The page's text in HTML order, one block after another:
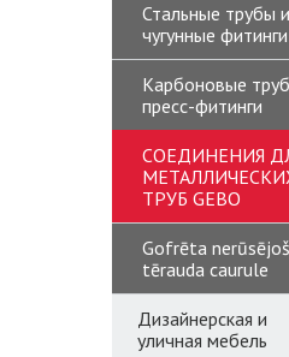
Стальные трубы и
чугунные фитинги
Карбоновые
пресс-фитинги
СОЕДИНЕНИЯ
ТРУБ GEBO
Gofrēta
tērauda caurule
Дизайнерская и
уличная мебель